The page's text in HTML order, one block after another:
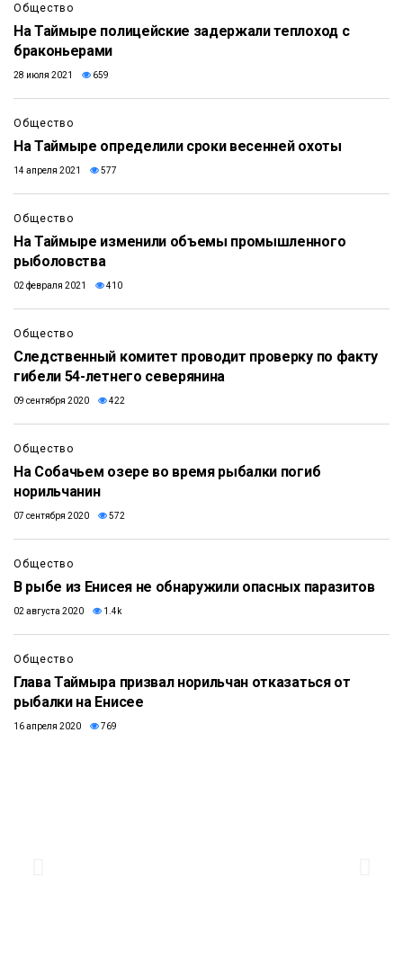
Общество
На Таймыре полицейские задержали теплоход с
браконьерами
28 июля 2021 659
Общество
На Таймыре определили сроки весенней охоты
14 апреля 2021 577
Общество
На Таймыре изменили объемы промышленного
рыболовства
02 февраля 2021 410
Общество
Следственный комитет проводит проверку по факту
гибели 54-летнего северянина
09 сентября 2020 422
Общество
На Собачьем озере во время рыбалки погиб
норильчанин
07 сентября 2020 572
Общество
В рыбе из Енисея не обнаружили опасных паразитов
02 августа 2020 1.4k
Общество
Глава Таймыра призвал норильчан отказаться от
рыбалки на Енисее
16 апреля 2020 769